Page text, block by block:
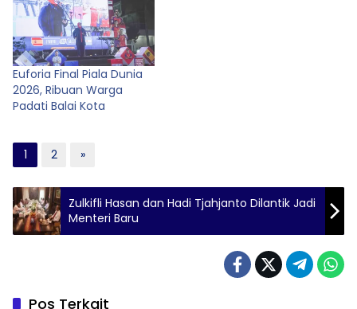
Euforia Final Piala Dunia
2026, Ribuan Warga
Padati Balai Kota
1 2 »
Zulkifli Hasan dan Hadi Tjahjanto Dilantik Jadi
Menteri Baru
Pos Terkait